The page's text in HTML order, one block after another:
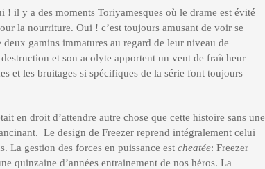
! il y a des moments Toriyamesques où le drame est évité
la nourriture. Oui ! c’est toujours amusant de voir se
gamins immatures au regard de leur niveau de
et son acolyte apportent un vent de fraîcheur
et les bruitages si spécifiques de la série font toujours
en droit d’attendre autre chose que cette histoire sans une
Le design de Freezer reprend intégralement celui
La gestion des forces en puissance est cheatée: Freezer
quinzaine d’années entrainement de nos héros. La